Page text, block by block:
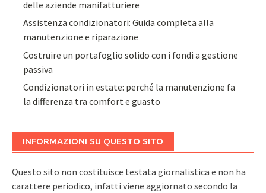
delle aziende manifatturiere
Assistenza condizionatori: Guida completa alla
manutenzione e riparazione
Costruire un portafoglio solido con i fondi a gestione
passiva
Condizionatori in estate: perché la manutenzione fa
la differenza tra comfort e guasto
INFORMAZIONI SU QUESTO SITO
Questo sito non costituisce testata giornalistica e non ha
carattere periodico, infatti viene aggiornato secondo la